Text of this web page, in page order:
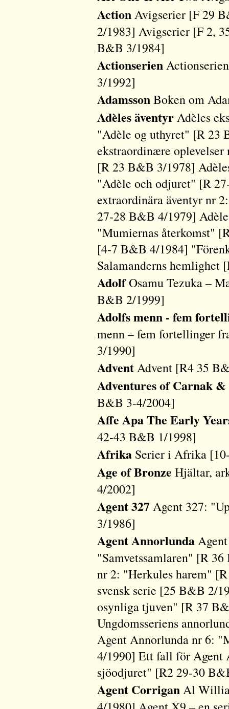
ActionAvigserier [F 29
2/1983] Avigserier [F 2,
B&B 3/1984]
Actionserien
3/1992]
AdamssonBoken om
Adèles äventyrAdèles
"Adèle og uthyret" [R 23
ekstraordinære
[R 23 B&B 3/1978]
"Adèle och odjuret" [R
extraordinära äventyr nr
27-28 B&B 4/1979]
"Mumiernas återkomst"
[4-7 B&B 4/1984]
Salamanderns hemlighet
AdolfOsamu Tezuka –
B&B 2/1999]
Adolfs menn - fem
menn – fem fortellinger
3/1990]
AdventAdvent [R4 35
Adventures of Carnak
B&B 3-4/2004]
Affe Apa The Early
42-43 B&B 1/1998]
Afrika Serier i Afrika
Age of Bronze Hjältar,
4/2002]
Agent 327Agent 327:
3/1986]
Agent Annorlunda
"Samvetssamlaren" [R
nr 2: "Herkules harem"
svensk serie [25 B&B 2/
osynliga tjuven" [R 37
Ungdomsseriens
Agent Annorlunda nr 6:
4/1990] Ett fall för Agent
sjöodjuret" [R2 29-30
Agent CorriganAl